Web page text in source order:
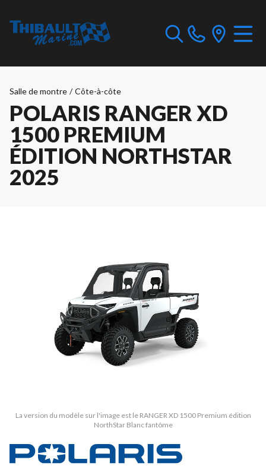
Salle de montre / Côte-à-côte
POLARIS RANGER XD
1500 PREMIUM
ÉDITION NORTHSTAR
2025
La version du modèle sur l'image est le RANGER XD 1500 Premium édition
NorthStar Blanc fantôme